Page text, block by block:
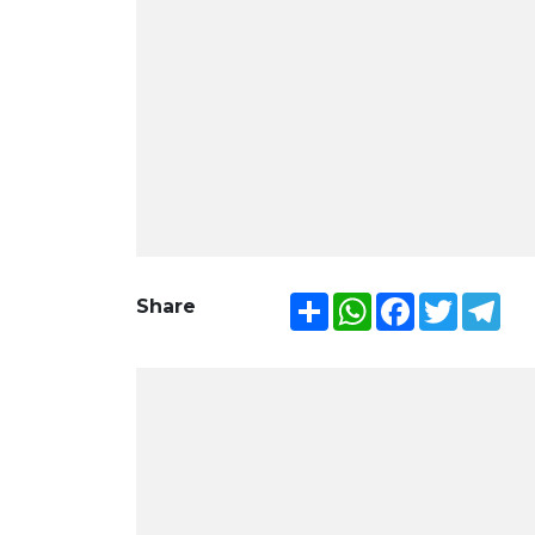
Share ShareWhatsApp
Facebook
Twitter